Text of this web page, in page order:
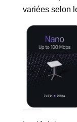
variées selon